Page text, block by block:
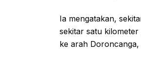
Ia mengatakan,
sekitar satu
ke arah